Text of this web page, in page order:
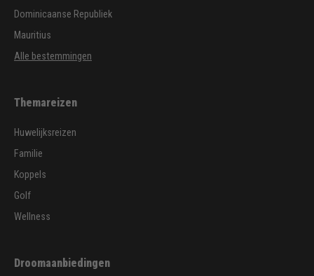
Dominicaanse Republiek
Mauritius
Alle bestemmingen
Themareizen
Huwelijksreizen
Familie
Koppels
Golf
Wellness
Droomaanbiedingen